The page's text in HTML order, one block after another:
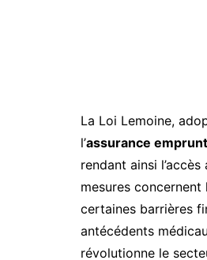
La Loi Lemoine,
l’assurance
rendant ainsi
mesures
certaines barrières
antécédents
révolutionne le